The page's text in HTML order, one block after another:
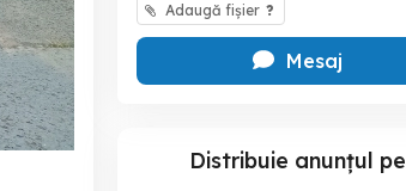
Adaugă fișier ?
Mesaj
Distribuie anunțul pe